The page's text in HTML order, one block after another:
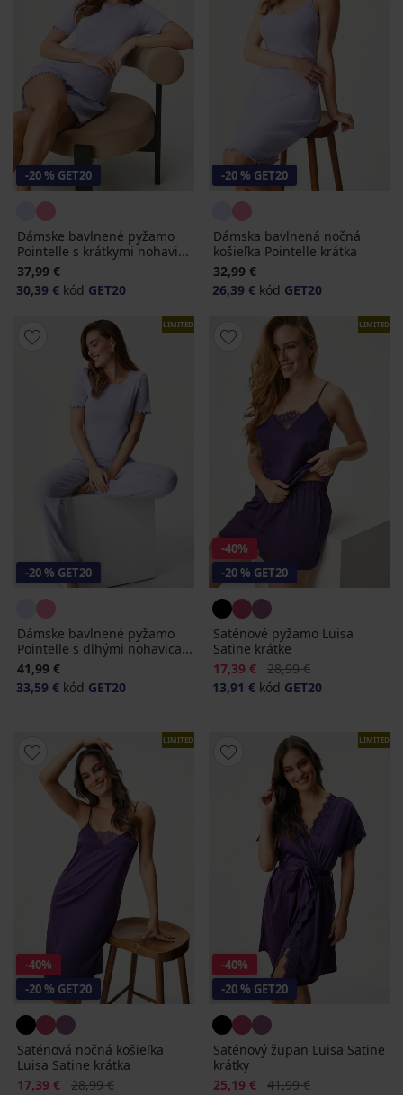
-20 % GET20
Dámske bavlnené pyžamo
Pointelle s krátkymi nohavi...
37,99 €
30,39 € kód GET20
-20 % GET20
Dámska bavlnená nočná
košieľka Pointelle krátka
32,99 €
26,39 € kód GET20
LIMITED
-20 % GET20
Dámske bavlnené pyžamo
Pointelle s dlhými nohavica...
41,99 €
33,59 € kód GET20
LIMITED
-40%
-20 % GET20
Saténové pyžamo Luisa
Satine krátke
Zľava
17,39 € Pôvodná cena
28,99 €
13,91 € kód GET20
LIMITED
-40%
-20 % GET20
Saténová nočná košieľka
Luisa Satine krátka
Zľava
17,39 € Pôvodná cena
28,99 €
LIMITED
-40%
-20 % GET20
Saténový župan Luisa Satine
krátky
Zľava
25,19 € Pôvodná cena
41,99 €